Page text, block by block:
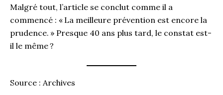
Malgré tout, l’article se conclut comme il a
commencé : « La meilleure prévention est encore la
prudence. » Presque 40 ans plus tard, le constat est-
il le même ?
Source : Archives